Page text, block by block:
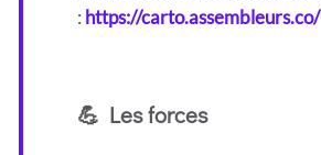
: https://carto.assembleurs.co/
💪 Les forces